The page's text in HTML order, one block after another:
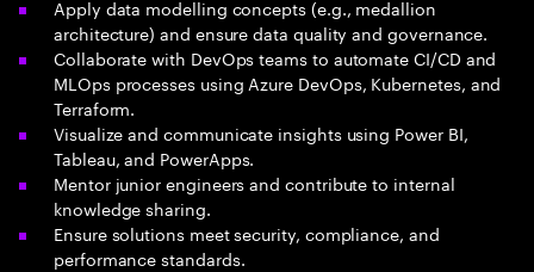
Apply data modelling concepts (e.g., medallion
architecture) and ensure data quality and governance.
Collaborate with DevOps teams to automate CI/CD and
MLOps processes using Azure DevOps, Kubernetes, and
Terraform.
Visualize and communicate insights using Power BI,
Tableau, and PowerApps.
Mentor junior engineers and contribute to internal
knowledge sharing.
Ensure solutions meet security, compliance, and
performance standards.